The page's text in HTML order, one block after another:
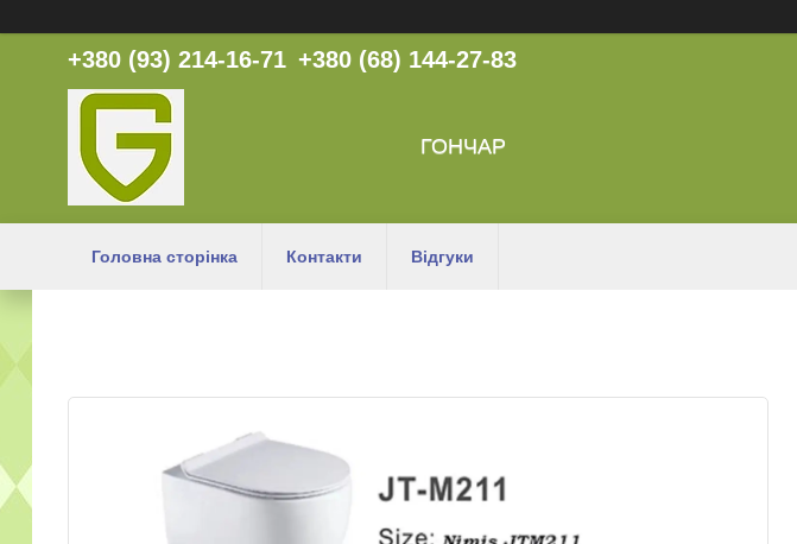
+380 (93) 214-16-71 +380 (68) 144-27-83
ГОНЧАР
Головна сторінка Контакти Відгуки